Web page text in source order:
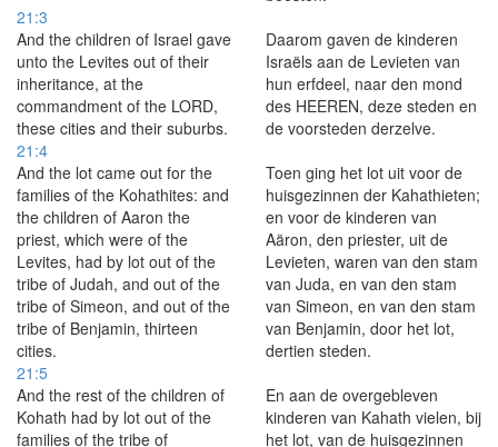
21:3
And the children of Israel gave
unto the Levites out of their
inheritance, at the
commandment of the LORD,
these cities and their suburbs.
Daarom gaven de kinderen
Israëls aan de Levieten van
hun erfdeel, naar den mond
des HEEREN, deze steden en
de voorsteden derzelve.
21:4
And the lot came out for the
families of the Kohathites: and
the children of Aaron the
priest, which were of the
Levites, had by lot out of the
tribe of Judah, and out of the
tribe of Simeon, and out of the
tribe of Benjamin, thirteen
cities.
Toen ging het lot uit voor de
huisgezinnen der Kahathieten;
en voor de kinderen van
Aäron, den priester, uit de
Levieten, waren van den stam
van Juda, en van den stam
van Simeon, en van den stam
van Benjamin, door het lot,
dertien steden.
21:5
And the rest of the children of
Kohath had by lot out of the
families of the tribe of
En aan de overgebleven
kinderen van Kahath vielen, bij
het lot, van de huisgezinnen